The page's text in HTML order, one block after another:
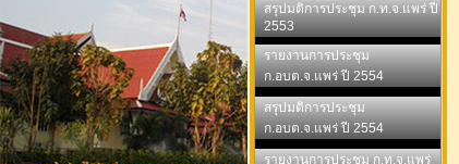
สรุปมติการประชุม ก.ท.จ.แพร่ ปี
2553
รายงานการประชุม
ก.อบต.จ.แพร่ ปี 2554
สรุปมติการประชุม
ก.อบต.จ.แพร่ ปี 2554
รายงานการประชุม ก.ท.จ.แพร่